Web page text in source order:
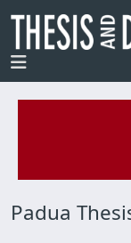
Padua